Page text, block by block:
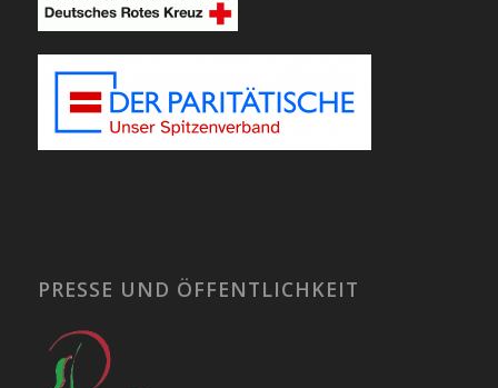
PRESSE UND ÖFFENTLICHKEIT